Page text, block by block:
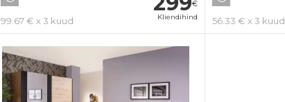
€
Kliendihind
99.67 € x 3 kuud 56.33 € x 3 kuud